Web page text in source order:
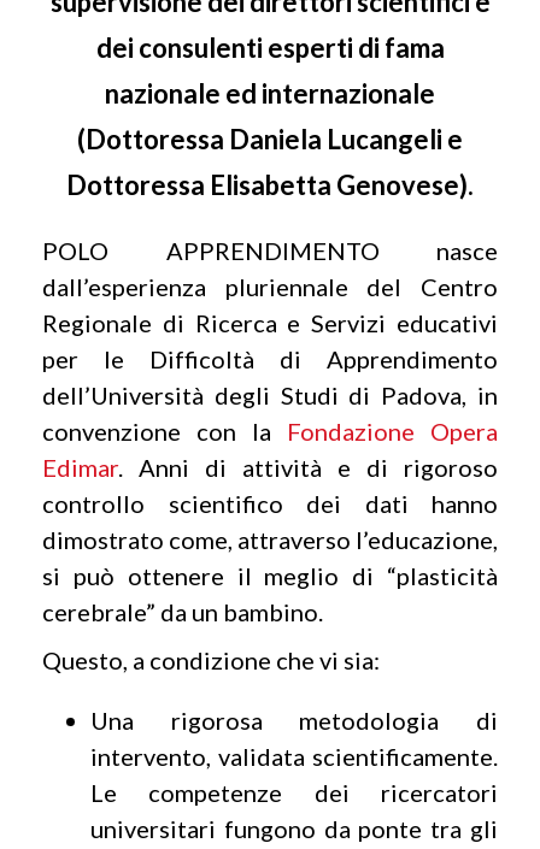
dei consulenti esperti di fama
nazionale ed internazionale
(Dottoressa Daniela Lucangeli e
Dottoressa Elisabetta Genovese).
POLO APPRENDIMENTO nasce
dall’esperienza pluriennale del Centro
Regionale di Ricerca e Servizi educativi
per le Difficoltà di Apprendimento
dell’Università degli Studi di Padova, in
convenzione con la Fondazione Opera
Edimar. Anni di attività e di rigoroso
controllo scientifico dei dati hanno
dimostrato come, attraverso l’educazione,
si può ottenere il meglio di “plasticità
cerebrale” da un bambino.
Questo, a condizione che vi sia:
Una rigorosa metodologia di
intervento, validata scientificamente.
Le competenze dei ricercatori
universitari fungono da ponte tra gli